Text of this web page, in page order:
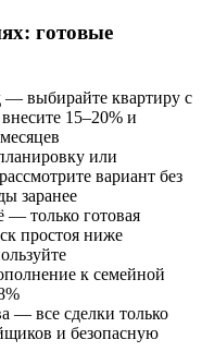
готовые
выбирайте квартиру с
15–20% и
или
вариант без
заранее
— только готовая
простоя ниже
к семейной
— все сделки только
и безопасную